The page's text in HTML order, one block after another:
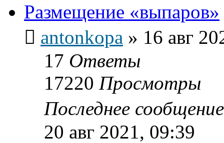
Размещение «выпаров»
antonkopa » 16 авг
17 Ответы
17220 Просмотры
Последнее
20 авг 2021, 09:39